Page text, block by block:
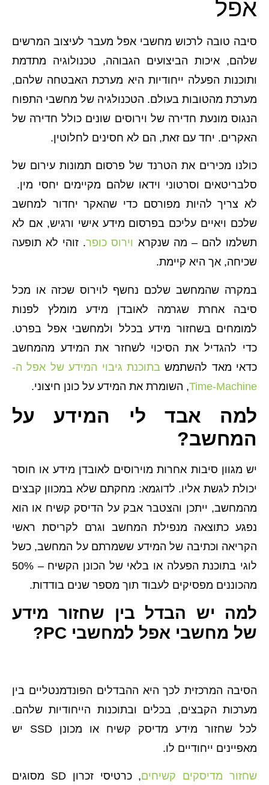
אפל
סיבה טובה לרכוש מחשבי אפל מעבר לעיצוב המרשים
שלהם, איכות הביצועים הגבוהה, טכנולוגיה מתדמת
ותוכנות הפעלה ייחודיות היא מערכת האבטחה שלהם,
מערכת מהטובות בעולם. הטכנולגיה של מחשבי התפוח
הנגוס מונעת חדירה של וירוסים שונים כולל חדירה של
האקרים. יחד עם זאת, הם לא חסינים לחלוטין.
כולנו מכירים את הטרנד של פרסום תמונות עירום של
סלבריטאים וסרטוני וידאו שלהם מקיימים יחסי מין.
לא צריך להיות מפורסם כדי שהאקר יחדור למחשב
שלכם ויאיים עליכם בפרסום מידע אישי ורגיש, אם לא
תשלמו להם – מה שנקרא וירוס כופר. זוהי לא תופעה
שכיחה, אך היא קיימת.
במקרה שהמחשב שלכם נחשף לוירוס שכזה או מכל
סיבה אחרת שגרמה לאובדן מידע מומלץ לפנות
למומחים בשחזור מידע בכלל ולמחשבי אפל בפרט.
כדי להגדיל את הסיכוי לשחזר את המידע מהמחשב
כדאי מאד להשתמש בתוכנת גיבוי המידע של אפל ה-
Time-Machine, השומרת את המידע על כונן חיצוני.
למה אבד לי המידע על
המחשב?
יש מגוון סיבות אחרות מוירוסים לאובדן מידע או חוסר
יכולת לגשת אליו. לדוגמא: מחקתם שלא במכוון קבצים
מהמחשב, ייתכן והצטבר אבק על הדיסק קשיח או הוא
נפגע כתוצאה מנפילת המחשב וגרם לקריסת ראשי
הקריאה וכתיבה של המידע ששמרתם על המחשב, כשל
לוגי בתוכנת הפעלה או בלאי של הכונן הקשיח – 50%
מהכוננים מפסיקים לעבוד תוך מספר שנים בודדות.
למה יש הבדל בין שחזור מידע
של מחשבי אפל למחשבי PC?
הסיבה המרכזית לכך היא ההבדלים הפונדמנטליים בין
מערכות הקבצים, בכלים ובתוכנות הייחודיות שלהם.
לכל שחזור מידע מדיסק קשיח או מכונן SSD יש
מאפיינים ייחודיים לו.
שחזור מדיסקים קשיחים
, כרטיסי זכרון SD מסוגים